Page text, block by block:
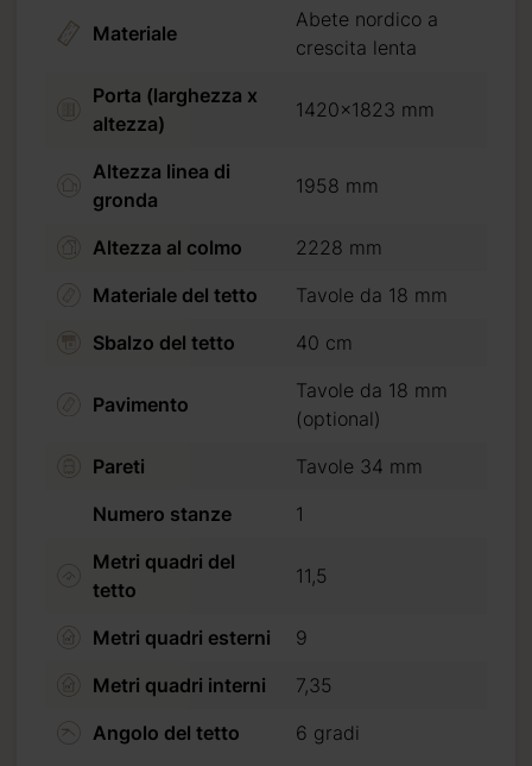
Materiale
Abete nordico a
crescita lenta
Porta (larghezza x
altezza)
1420x1823 mm
Altezza linea di
gronda
1958 mm
Altezza al colmo
2228 mm
Materiale del tetto
Tavole da 18 mm
Sbalzo del tetto
40 cm
Pavimento
Tavole da 18 mm
(optional)
Pareti
Tavole 34 mm
Numero stanze
1
Metri quadri del
tetto
11,5
Metri quadri esterni
9
Metri quadri interni
7,35
Angolo del tetto
6 gradi